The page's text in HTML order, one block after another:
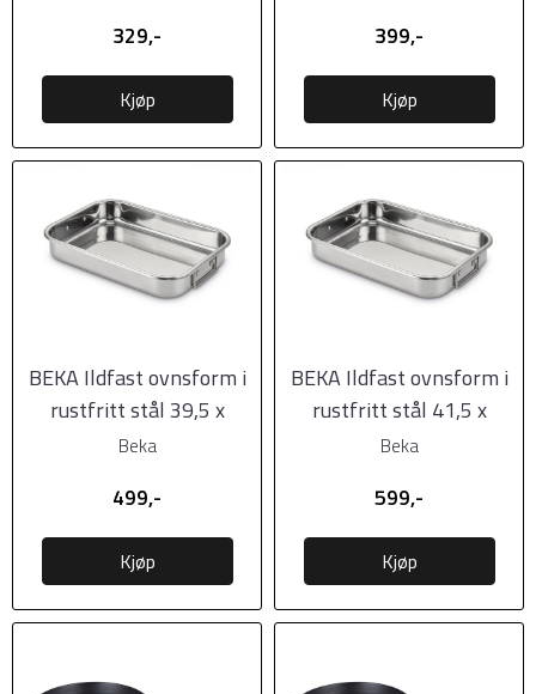
329,-
Kjøp
399,-
Kjøp
BEKA Ildfast ovnsform i
rustfritt stål 39,5 x
28,8cm
Beka
499,-
Kjøp
BEKA Ildfast ovnsform i
rustfritt stål 41,5 x
31,5cm
Beka
599,-
Kjøp